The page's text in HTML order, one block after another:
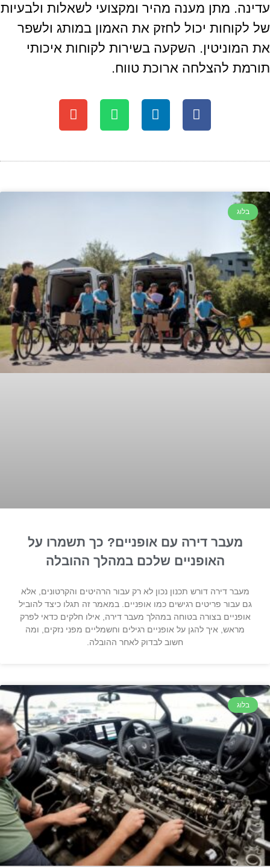
עדינה. מתן מענה מהיר ומקצועי לשאלות ולבעיות
של לקוחות יכול לחזק את האמון במותג ולשפר
את המוניטין. השקעה בשירות לקוחות איכותי
תורמת להצלחה ארוכת טווח.
בלוג
מעבר דירה עם אופניים? כך תשמרו על
האופניים שלכם במהלך ההובלה
מעבר דירה דורש תכנון נכון לא רק עבור הרהיטים והקרטונים, אלא
גם עבור פריטים רגישים כמו אופניים. במאמר זה תגלו כיצד להוביל
אופניים בצורה בטוחה במהלך מעבר דירה, אילו חלקים כדאי לפרק
מראש, איך להגן על אופניים רגילים וחשמליים מפני נזקים, ומה
חשוב לבדוק לאחר ההובלה.
בלוג